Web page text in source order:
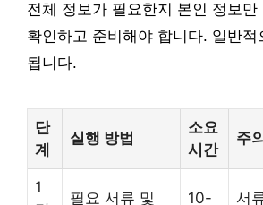
전체 정보가 필요한지 본인 정보만
확인하고 준비해야 합니다. 일반적
됩니다.
단
계
실행 방법
소요
시간
주
1
필요 서류 및
10-
서